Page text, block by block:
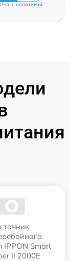
cполитикой
IPPON Smart
II 2000E